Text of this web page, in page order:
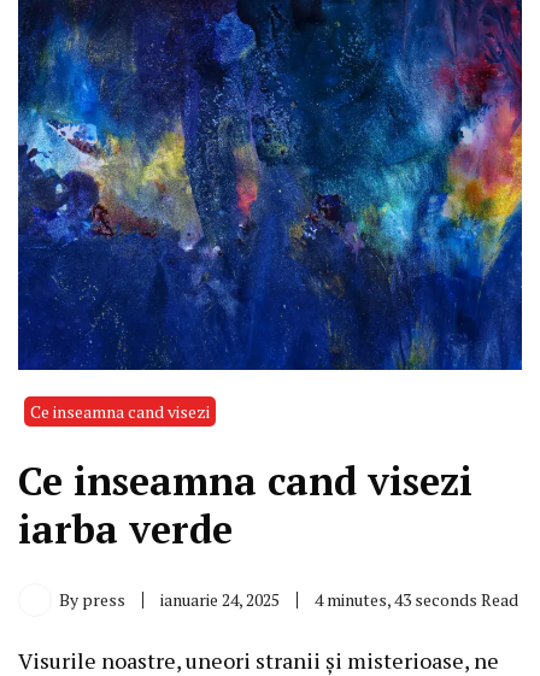
Ce inseamna cand visezi
Ce inseamna cand visezi
iarba verde
By press ianuarie 24, 2025 4 minutes, 43 seconds Read
Visurile noastre, uneori stranii și misterioase, ne